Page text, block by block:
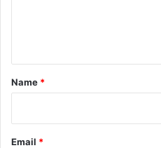
*
Name *
Email *